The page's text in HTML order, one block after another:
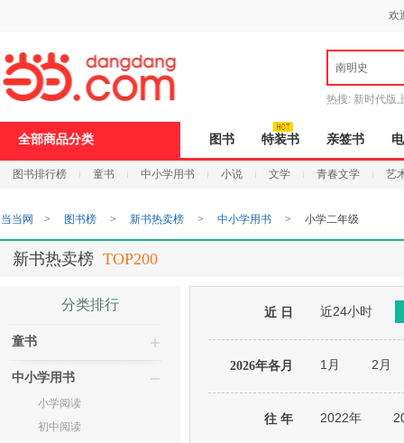
打
开
无
障
页
加
欢
南明史
热搜: 新时代版
全部商品分类 图书 特装书 亲签书
图书排行榜 童书 中小学用书 小说 文学 青春文学 艺
当当网 > 图书榜 > 新书热卖榜 > 中小学用书 > 小学二年级
新书热卖榜 TOP200
分类排行
童书
中小学用书
小学阅读
初中阅读
近 日 近24小时
2026年各月 1月 2月
往 年 2022年